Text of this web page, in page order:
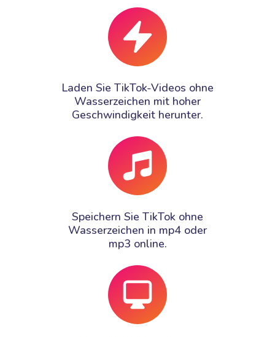
Laden Sie TikTok-Videos ohne
Wasserzeichen mit hoher
Geschwindigkeit herunter.
Speichern Sie TikTok ohne
Wasserzeichen in mp4 oder
mp3 online.